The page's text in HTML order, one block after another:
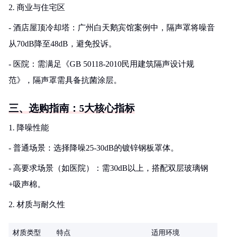
2. 商业与住宅区
- 酒店屋顶冷却塔：广州白天鹅宾馆案例中，隔声罩将噪音
从70dB降至48dB，避免投诉。
- 医院：需满足《GB 50118-2010民用建筑隔声设计规
范》，隔声罩需具备抗菌涂层。
三、选购指南：5大核心指标
1. 降噪性能
- 普通场景：选择降噪25-30dB的镀锌钢板罩体。
- 高要求场景（如医院）：需30dB以上，搭配双层玻璃钢
+吸声棉。
2. 材质与耐久性
材质类型 特点 适用环境